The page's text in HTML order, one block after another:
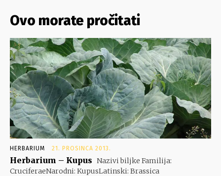
Ovo morate pročitati
HERBARIUM 21. PROSINCA 2013.
Herbarium – Kupus Nazivi biljke Familija:
CruciferaeNarodni: KupusLatinski: Brassica